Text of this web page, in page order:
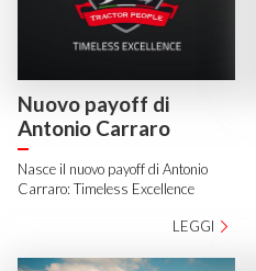
Nuovo payoff di
Antonio Carraro
Nasce il nuovo payoff di Antonio
Carraro: Timeless Excellence
LEGGI